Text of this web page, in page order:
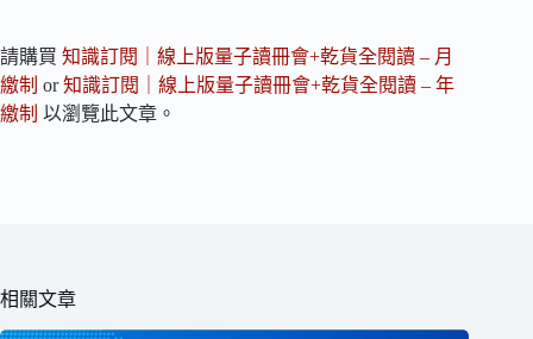
請購買 知識訂閱｜線上版量子讀冊會+乾貨全閱讀 – 月
繳制 or知識訂閱｜線上版量子讀冊會+乾貨全閱讀 – 年
繳制 以瀏覽此文章。
相關文章